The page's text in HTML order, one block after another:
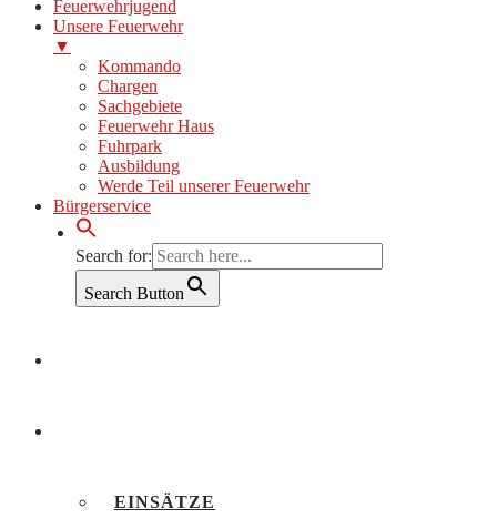
Feuerwehrjugend
Unsere Feuerwehr
▼
Kommando
Chargen
Sachgebiete
Feuerwehr Haus
Fuhrpark
Ausbildung
Werde Teil unserer Feuerwehr
Bürgerservice
Search for:
Search Button
EINSÄTZE